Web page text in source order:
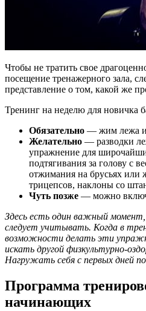
Чтобы не тратить свое
посещение тренажерного зала,
представление о том, какой же
Тренинг на неделю для новичка
Обязательно — жим лежа и
Желательно — разводки
упражнение для
подтягивания за голову с
отжимания на брусьях или
трицепсов, наклоны со
Чуть позже — можно
Здесь есть один важный
следует учитывать. Когда в
возможности делать эти
искать другой физкультурно-
Нагружать себя с первых дней
Программа
начинающих